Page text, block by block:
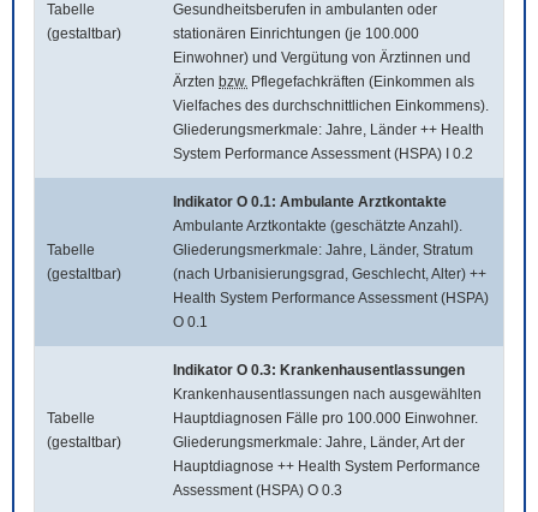
Tabelle
(gestaltbar)
Gesundheitsberufen in ambulanten oder
stationären Einrichtungen (je 100.000
Einwohner) und Vergütung von Ärztinnen und
Ärzten bzw. Pflegefachkräften (Einkommen als
Vielfaches des durchschnittlichen Einkommens).
Gliederungsmerkmale: Jahre, Länder ++ Health
System Performance Assessment (HSPA) I 0.2
Tabelle
(gestaltbar)
Indikator O 0.1: Ambulante Arztkontakte
Ambulante Arztkontakte (geschätzte Anzahl).
Gliederungsmerkmale: Jahre, Länder, Stratum
(nach Urbanisierungsgrad, Geschlecht, Alter) ++
Health System Performance Assessment (HSPA)
O 0.1
Tabelle
(gestaltbar)
Indikator O 0.3: Krankenhausentlassungen
Krankenhausentlassungen nach ausgewählten
Hauptdiagnosen Fälle pro 100.000 Einwohner.
Gliederungsmerkmale: Jahre, Länder, Art der
Hauptdiagnose ++ Health System Performance
Assessment (HSPA) O 0.3